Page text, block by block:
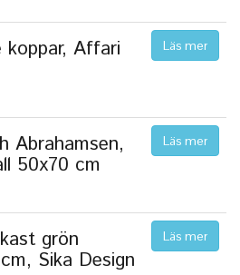
koppar, Affari Läs mer
Abrahamsen,
50x70 cm
Läs mer
grön
Sika Design
Läs mer